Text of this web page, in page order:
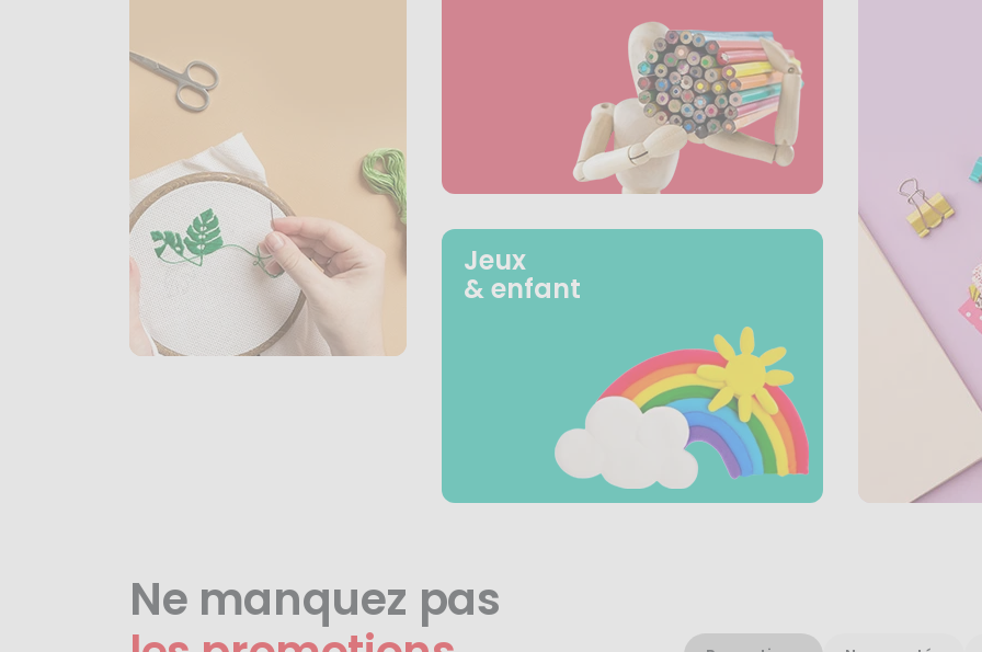
Jeux
& enfant
Ne manquez pas